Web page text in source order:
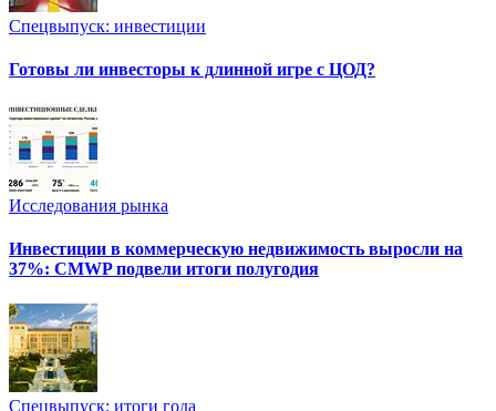
Спецвыпуск: инвестиции
Готовы ли инвесторы к длинной игре с ЦОД?
Исследования рынка
Инвестиции в коммерческую недвижимость выросли на
37%: CMWP подвели итоги полугодия
Спецвыпуск: итоги года